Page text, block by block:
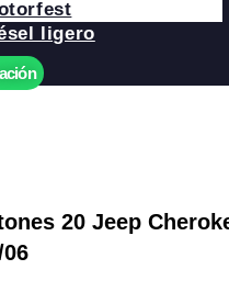
ligero
20 Jeep